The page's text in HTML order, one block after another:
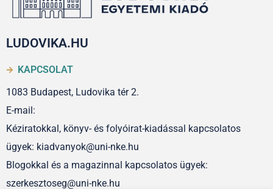
LUDOVIKA.HU
KAPCSOLAT
1083 Budapest, Ludovika tér 2.
E-mail:
Kéziratokkal, könyv- és folyóirat-kiadással kapcsolatos
ügyek: kiadvanyok@uni-nke.hu
Blogokkal és a magazinnal kapcsolatos ügyek:
szerkesztoseg@uni-nke.hu